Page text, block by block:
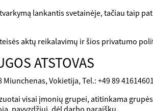
lankantis svetainėje, tačiau taip
aktų reikalavimų ir šios privatumo
ATSTOVAS
Vokietija, Tel.: +49 89
visai įmonių grupei, atitinkama
pavyzdžiui, dėl darbo paraiškų.